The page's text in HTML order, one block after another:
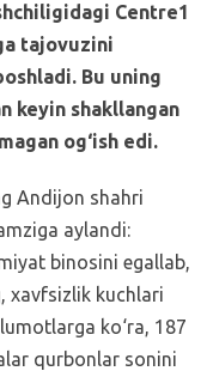
Centre1
tajovuzini
Bu uning
keyin shakllangan
og‘ish edi.
Andijon shahri
aylandi:
binosini egallab,
xavfsizlik kuchlari
ko‘ra, 187
qurbonlar sonini